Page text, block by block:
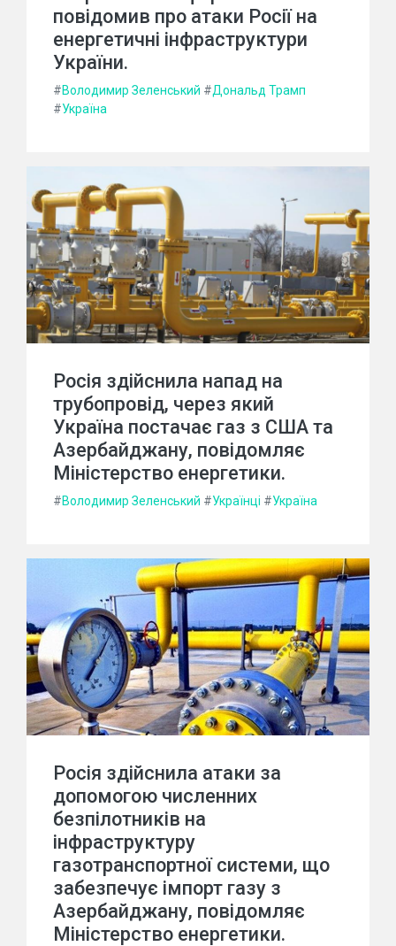
повідомив про атаки Росії на
енергетичні інфраструктури
України.
#Володимир Зеленський #Дональд Трамп
#Україна
Росія здійснила напад на
трубопровід, через який
Україна постачає газ з США та
Азербайджану, повідомляє
Міністерство енергетики.
#Володимир Зеленський #Українці #Україна
Росія здійснила атаки за
допомогою численних
безпілотників на
інфраструктуру
газотранспортної системи, що
забезпечує імпорт газу з
Азербайджану, повідомляє
Міністерство енергетики.